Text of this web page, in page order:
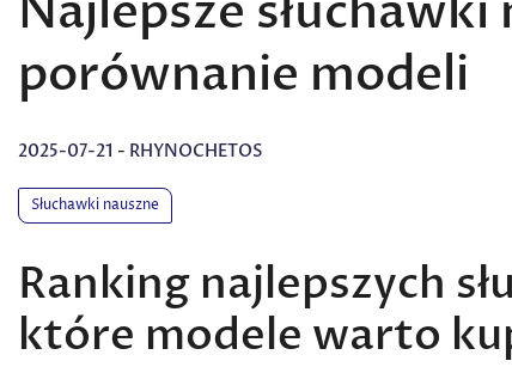
porównanie modeli
2025-07-21 - RHYNOCHETOS
Słuchawki nauszne
Ranking najlepszych
które modele warto